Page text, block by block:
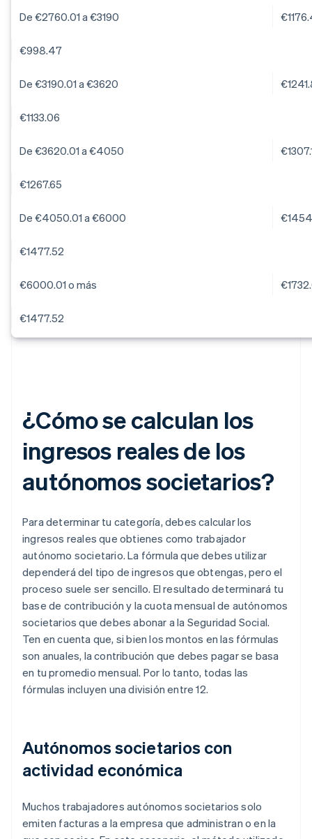
De €2760.01 a €3190
€998.47
De €3190.01 a €3620
€1133.06
De €3620.01 a €4050
€1267.65
De €4050.01 a €6000
€1477.52
€6000.01 o más
€1477.52
¿Cómo se calculan los
ingresos reales de los
autónomos societarios?
Para determinar tu categoría, debes calcular los
ingresos reales que obtienes como trabajador
autónomo societario. La fórmula que debes utilizar
dependerá del tipo de ingresos que obtengas, pero el
proceso suele ser sencillo. El resultado determinará tu
base de contribución y la cuota mensual de autónomos
societarios que debes abonar a la Seguridad Social.
Ten en cuenta que, si bien los montos en las fórmulas
son anuales, la contribución que debes pagar se basa
en tu promedio mensual. Por lo tanto, todas las
fórmulas incluyen una división entre 12.
Autónomos societarios con
actividad económica
Muchos trabajadores autónomos societarios solo
emiten facturas a la empresa que administran o en la